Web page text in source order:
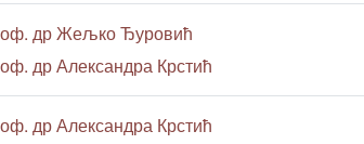
др Жељко Ђуровић
др Александра Крстић
др Александра Крстић